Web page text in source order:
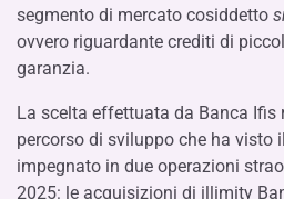
segmento di mercato cosiddetto
ovvero riguardante crediti di
garanzia.
La scelta effettuata da Banca Ifis
percorso di sviluppo che ha visto
impegnato in due operazioni
2025: le acquisizioni di illimity